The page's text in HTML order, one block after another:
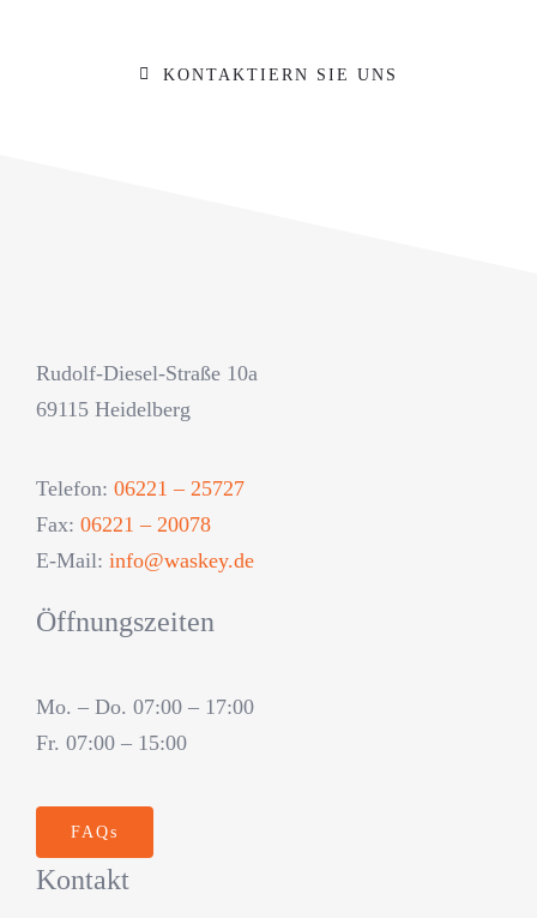
KONTAKTIERN SIE UNS
Rudolf-Diesel-Straße 10a
69115 Heidelberg
Telefon: 06221 – 25727
Fax: 06221 – 20078
E-Mail: info@waskey.de
Öffnungszeiten
Mo. – Do. 07:00 – 17:00
Fr. 07:00 – 15:00
FAQs
Kontakt